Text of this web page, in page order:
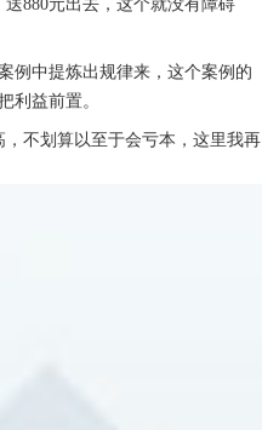
880元出去，这个就没有障碍
例中提炼出规律来，这个案例的
利益前置。
不划算以至于会亏本，这里我再